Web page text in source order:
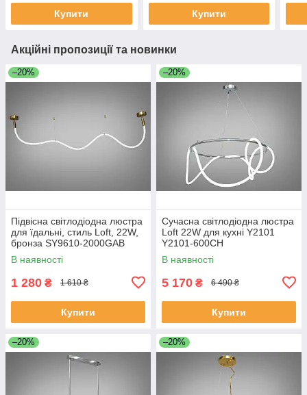
Купити Купити
Акційні пропозиції та новинки
–20%
Підвісна світлодіодна люстра
для їдальні, стиль Loft, 22W,
бронза SY9610-2000GAB
В наявності
1 280 ₴ 1 610 ₴
Купити
–20%
Сучасна світлодіодна люстра
Loft 22W для кухні Y2101
Y2101-600CH
В наявності
5 170 ₴ 6 490 ₴
Купити
–20% –20%